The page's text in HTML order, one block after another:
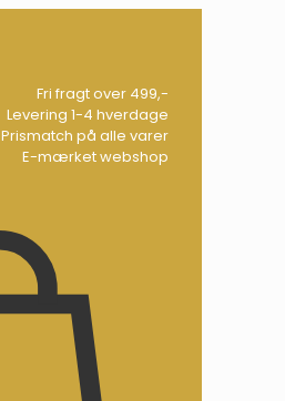
Fri fragt over 499,-
Levering 1-4 hverdage
Prismatch på alle varer
E-mærket webshop